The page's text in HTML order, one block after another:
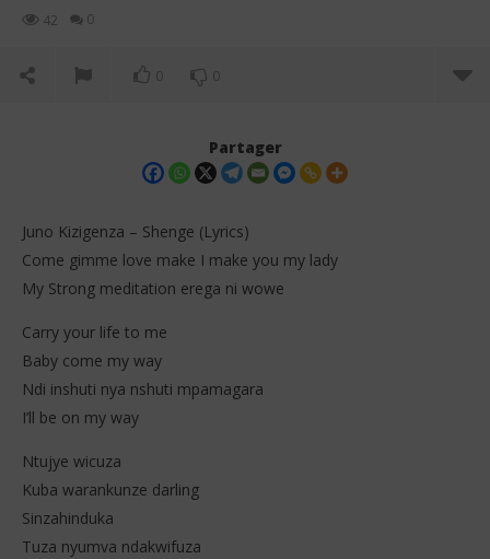
42 0
0 0
2
décembre
2025
Stone
Partager
Juno Kizigenza – Shenge (Lyrics)
Come gimme love make I make you my lady
My Strong meditation erega ni wowe
Carry your life to me
Baby come my way
Ndi inshuti nya nshuti mpamagara
I’ll be on my way
Ntujye wicuza
Kuba warankunze darling
Sinzahinduka
Tuza nyumva ndakwifuza